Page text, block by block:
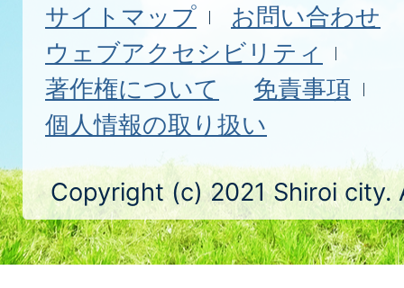
サイトマップ
お問い合わせ
ウェブアクセシビリティ
著作権について
免責事項
個人情報の取り扱い
Copyright (c) 2021 Shiroi city.